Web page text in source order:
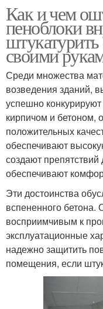
Как и чем
пеноблоки
своими
Среди множества
возведения зданий,
успешно
кирпичом и бетоном,
положительных
обеспечивают
создают
обеспечивают
Эти достоинства
вспененного бетона.
восприимчивым к
эксплуатационные
надежно защитить
помещения, если